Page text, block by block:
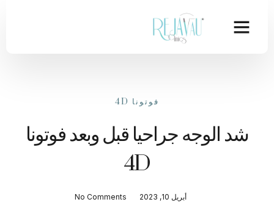
فوتونا 4D
شد الوجه جراحيا قبل وبعد فوتونا
4D
أبريل 10, 2023 No Comments